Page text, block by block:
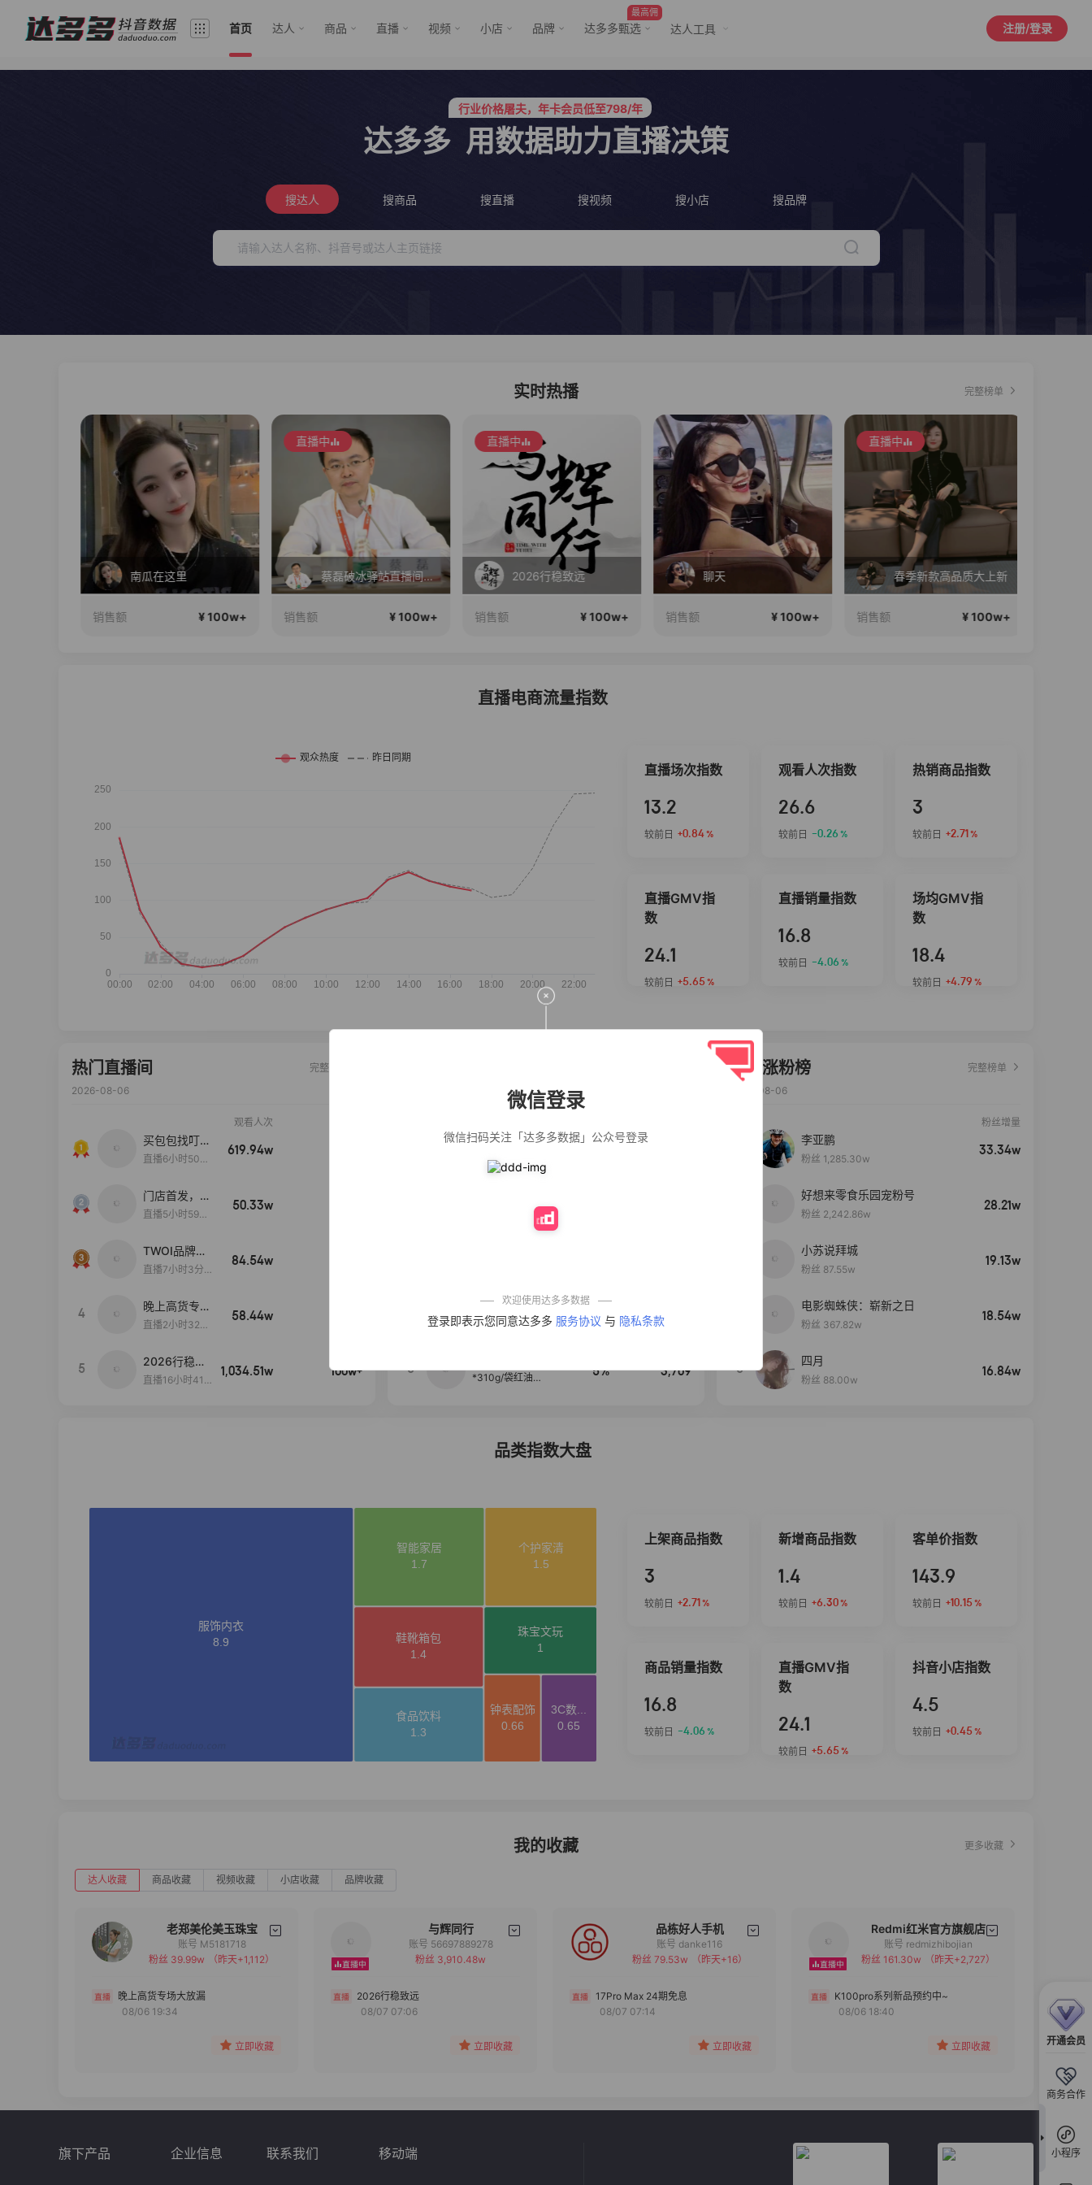
首页 达人 商品 直播 视频 小店 品牌
最高佣
达多多甄选 达人工具 注册/登录
开通会员
商务合作
小程序
微信登录
微信扫码关注「达多多数据」公众号登录
欢迎使用达多多数据
登录即表示您同意达多多 服务协议 与 隐私条款
服务三只羊、董先生等行业头部客户
行业价格屠夫，年卡会员低至798/年
服务三只羊、董先生等行业头部客户
行业价格屠夫，年卡会员低至798/年
达多多 用数据助力直播决策
搜达人 搜商品 搜直播 搜视频 搜小店 搜品牌
实时热播 完整榜单
南瓜在这里
销售额 ¥ 100w+
直播中
蔡磊破冰驿站直播间好物分享
销售额 ¥ 100w+
直播中
2026行稳致远
销售额 ¥ 100w+
聊天
销售额 ¥ 100w+
直播中
春季新款高品质大上新
销售额 ¥ 100w+
直播电商流量指数
直播场次指数
13.2
较前日 +0.84%
观看人次指数
26.6
较前日 -0.26 %
热销商品指数
3
较前日 +2.71 %
直播GMV指
数
24.1
较前日 +5.65 %
直播销量指数
16.8
较前日 -4.06 %
场均GMV指
数
18.4
较前日 +4.79 %
热门直播间
完整榜单
2026-08-06
观看人次
买包包找叮
当,一折购！
直播6小时50分
619.94w
门店首发，秋
款大上新！！
直播5小时59分
50.33w
TWOI品牌直
播间新款上
直播7小时3分5
84.54w
4
晚上高货专场
大放漏
直播2小时32分
58.44w
5
2026行稳致
远
直播16小时41
1,034.51w 100w+
【净浮生】油污
重油污去油王污
衣粉轻松搓洗去
污渍除菌除螨3倍
免煮开袋即食劲
艾草抽绳式免撕
垃圾袋大号特厚
50% 4,154
5
*310g/袋红油麻
5% 3,709
达人涨粉榜
完整榜单
2026-08-06
粉丝增量
李亚鹏
粉丝 1,285.30w
33.34w
好想来零食乐园宠粉号
粉丝 2,242.86w
28.21w
小苏说拜城
粉丝 87.55w
19.13w
电影蜘蛛侠：崭新之日
粉丝 367.82w
18.54w
5
四月
粉丝 88.00w
16.84w
品类指数大盘
上架商品指数
3
较前日 +2.71 %
新增商品指数
1.4
较前日 +6.30%
客单价指数
143.9
较前日 +10.15 %
商品销量指数
16.8
较前日 -4.06 %
直播GMV指
数
24.1
较前日 +5.65 %
抖音小店指数
4.5
较前日 +0.45 %
我的收藏 更多收藏
达人收藏 商品收藏 视频收藏 小店收藏 品牌收藏
老郑美伦美玉珠宝
备注
分组
账号 M5181718
粉丝 39.99w
（昨天+1,112）
晚上高货专场大放漏
08/06 19:34
立即收藏
与辉同行
备注
账号 56697889278
粉丝 3,910.48w
2026行稳致远
08/07 07:06
立即收藏
品栋好人手机
备注
分组
账号 danke116
粉丝 79.53w
（昨天+16）
17Pro Max 24期免息
08/07 07:14
立即收藏
Redmi红米官方旗舰店
备注
分组
账号 redmizhibojian
粉丝 161.30w
（昨天+2,727）
K100pro系列新品预约中~
08/06 18:40
立即收藏
旗下产品 企业信息 联系我们 移动端